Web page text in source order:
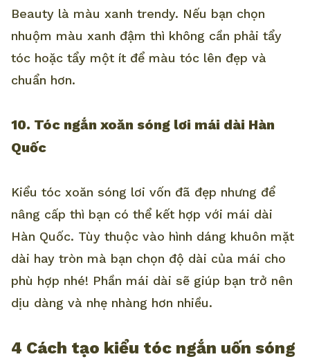
Beauty là màu xanh trendy. Nếu bạn chọn
nhuộm màu xanh đậm thì không cần phải tẩy
tóc hoặc tẩy một ít để màu tóc lên đẹp và
chuẩn hơn.
10. Tóc ngắn xoăn sóng lơi mái dài Hàn
Quốc
Kiểu tóc xoăn sóng lơi vốn đã đẹp nhưng để
nâng cấp thì bạn có thể kết hợp với mái dài
Hàn Quốc. Tùy thuộc vào hình dáng khuôn mặt
dài hay tròn mà bạn chọn độ dài của mái cho
phù hợp nhé! Phần mái dài sẽ giúp bạn trở nên
dịu dàng và nhẹ nhàng hơn nhiều.
4 Cách tạo kiểu tóc ngắn uốn sóng